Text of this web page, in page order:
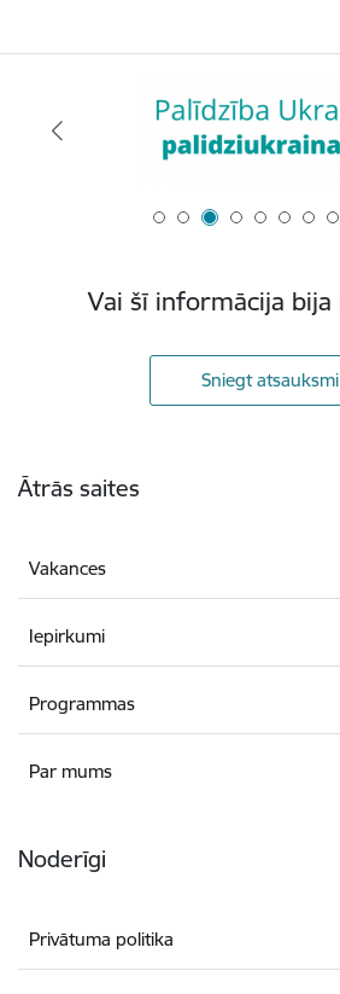
Vai šī informācija bija
Sniegt atsauksmi
Ātrās saites
Vakances
Iepirkumi
Programmas
Par mums
Noderīgi
Privātuma politika